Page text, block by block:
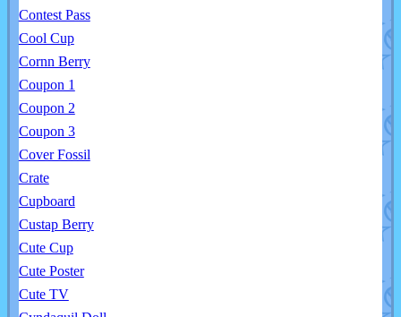
Contest Pass
Cool Cup
Cornn Berry
Coupon 1
Coupon 2
Coupon 3
Cover Fossil
Crate
Cupboard
Custap Berry
Cute Cup
Cute Poster
Cute TV